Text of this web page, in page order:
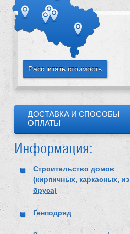
ДОСТАВКА И СПОСОБЫ
ОПЛАТЫ
Информация:
Строительство домов
(кирпичных, каркасных, из
бруса)
Генподряд